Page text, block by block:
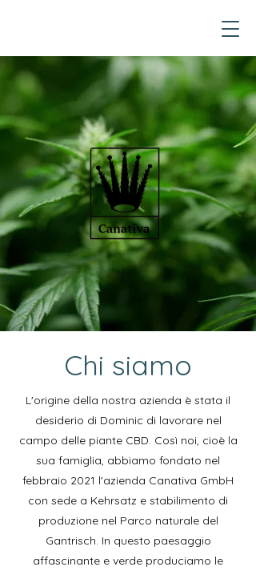
Chi siamo
L'origine della nostra azienda è stata il
desiderio di Dominic di lavorare nel
campo delle piante CBD. Così noi, cioè la
sua famiglia, abbiamo fondato nel
febbraio 2021 l'azienda Canativa GmbH
con sede a Kehrsatz e stabilimento di
produzione nel Parco naturale del
Gantrisch. In questo paesaggio
affascinante e verde produciamo le